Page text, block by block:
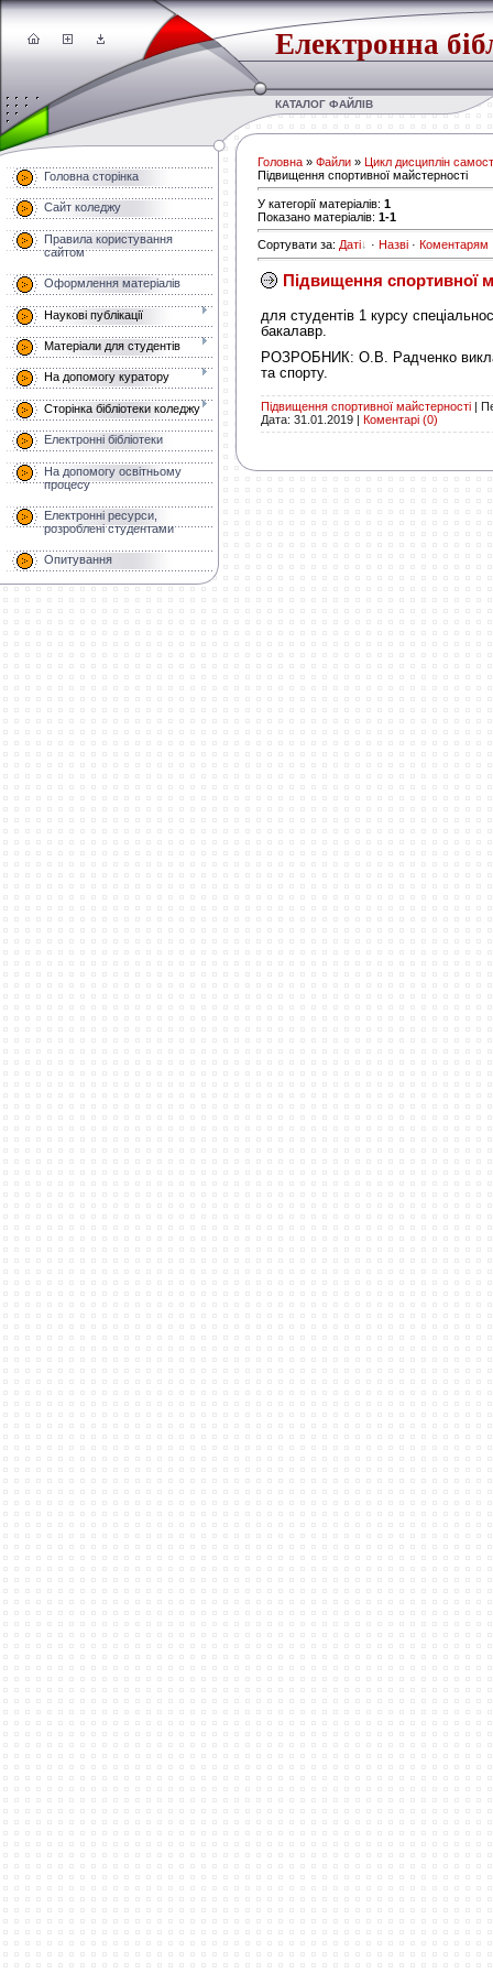
Електронна
КАТАЛОГ ФАЙЛІВ
Головна сторінка
Сайт коледжу
Правила користування
сайтом
Оформлення матеріалів
Наукові публікації
Матеріали для студентів
На допомогу куратору
Сторінка бібліотеки коледжу
Електронні бібліотеки
На допомогу освітньому
процесу
Електронні ресурси,
розроблені студентами
Опитування
Головна » Файли » Цикл дисциплін
Підвищення спортивної майстерності
У категорії матеріалів: 1
Показано матеріалів: 1-1
Сортувати за: Даті · Назві · Коментарям
Підвищення спортивної
для студентів 1 курсу
бакалавр.
РОЗРОБНИК: О.В. Радченко
та спорту.
Підвищення спортивної майстерності |
Дата: 31.01.2019 | Коментарі (0)